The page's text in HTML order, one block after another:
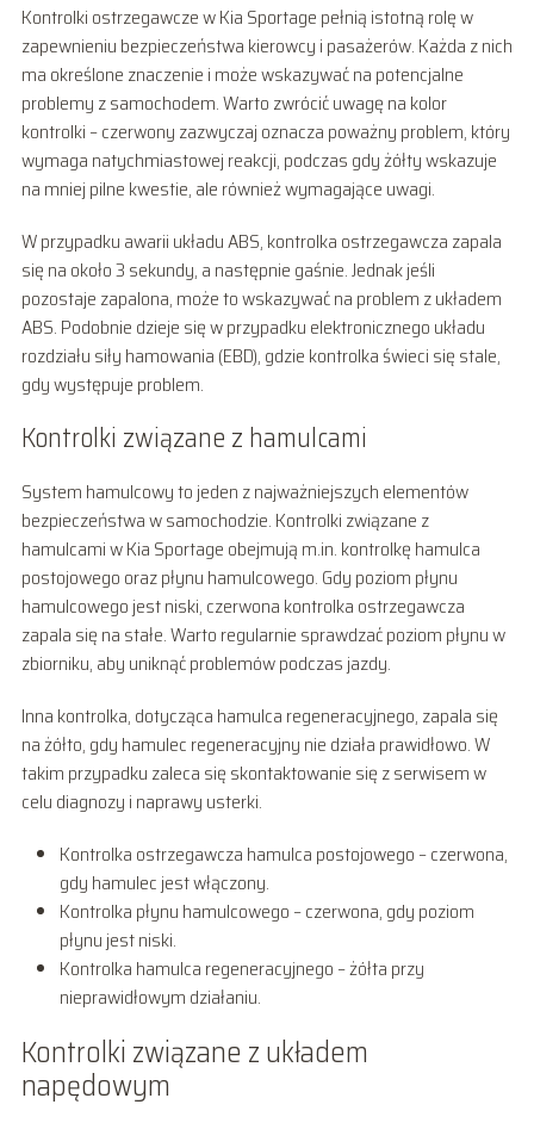
Kontrolki ostrzegawcze w Kia Sportage pełnią istotną rolę w
zapewnieniu bezpieczeństwa kierowcy i pasażerów. Każda z nich
ma określone znaczenie i może wskazywać na potencjalne
problemy z samochodem. Warto zwrócić uwagę na kolor
kontrolki – czerwony zazwyczaj oznacza poważny problem, który
wymaga natychmiastowej reakcji, podczas gdy żółty wskazuje
na mniej pilne kwestie, ale również wymagające uwagi.
W przypadku awarii układu ABS, kontrolka ostrzegawcza zapala
się na około 3 sekundy, a następnie gaśnie. Jednak jeśli
pozostaje zapalona, może to wskazywać na problem z układem
ABS. Podobnie dzieje się w przypadku elektronicznego układu
rozdziału siły hamowania (EBD), gdzie kontrolka świeci się stale,
gdy występuje problem.
Kontrolki związane z hamulcami
System hamulcowy to jeden z najważniejszych elementów
bezpieczeństwa w samochodzie. Kontrolki związane z
hamulcami w Kia Sportage obejmują m.in. kontrolkę hamulca
postojowego oraz płynu hamulcowego. Gdy poziom płynu
hamulcowego jest niski, czerwona kontrolka ostrzegawcza
zapala się na stałe. Warto regularnie sprawdzać poziom płynu w
zbiorniku, aby uniknąć problemów podczas jazdy.
Inna kontrolka, dotycząca hamulca regeneracyjnego, zapala się
na żółto, gdy hamulec regeneracyjny nie działa prawidłowo. W
takim przypadku zaleca się skontaktowanie się z serwisem w
celu diagnozy i naprawy usterki.
Kontrolka ostrzegawcza hamulca postojowego – czerwona,
gdy hamulec jest włączony.
Kontrolka płynu hamulcowego – czerwona, gdy poziom
płynu jest niski.
Kontrolka hamulca regeneracyjnego – żółta przy
nieprawidłowym działaniu.
Kontrolki związane z układem
napędowym